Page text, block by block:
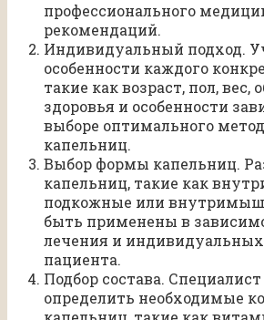
профессионального
рекомендаций.
Индивидуальный подход.
особенности каждого
такие как возраст, пол, вес,
здоровья и особенности
выборе оптимального
капельниц.
Выбор формы капельниц.
капельниц, такие как
подкожные или
быть применены в
лечения и индивидуальных
пациента.
Подбор состава.
определить необходимые